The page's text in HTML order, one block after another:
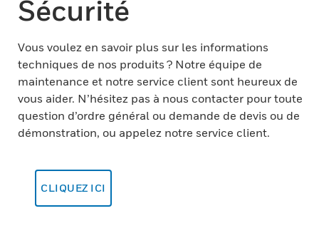
Sécurité
Vous voulez en savoir plus sur les informations
techniques de nos produits ? Notre équipe de
maintenance et notre service client sont heureux de
vous aider. N’hésitez pas à nous contacter pour toute
question d’ordre général ou demande de devis ou de
démonstration, ou appelez notre service client.
CLIQUEZ ICI